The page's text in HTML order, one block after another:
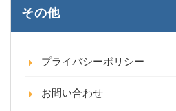
その他
プライバシーポリシー
お問い合わせ